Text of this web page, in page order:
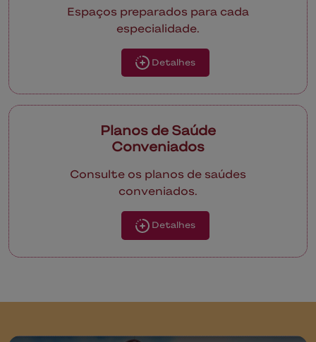
Espaços preparados para cada
especialidade.
Detalhes
Planos de Saúde
Conveniados
Consulte os planos de saúdes
conveniados.
Detalhes